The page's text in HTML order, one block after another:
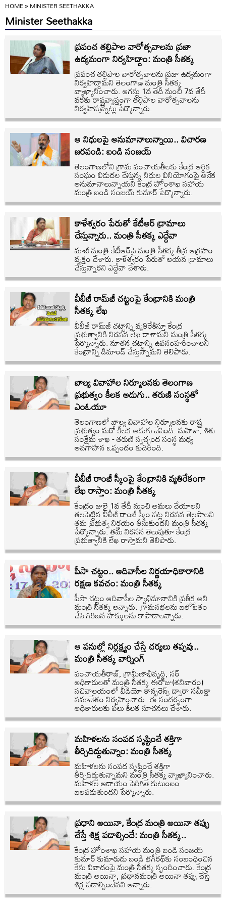
HOME»MINISTER SEETHAKKA
Minister Seethakka
ప్రపంచ తల్లిపాల వారోత్సవాలను ప్రజా
ఉద్యమంగా నిర్వహిద్దాం: మంత్రి సీతక్క
ప్రపంచ తల్లిపాల వారోత్సవాలను ప్రజా ఉద్యమంగా
నిర్వహిద్దామని తెలంగాణ మంత్రి సీతక్క
వ్యాఖ్యానించారు. ఆగస్టు 1వ తేదీ నుంచి 7వ తేదీ
వరకు రాష్ట్రవ్యాప్తంగా తల్లిపాల వారోత్సవాలను
నిర్వహిస్తున్నట్లు పేర్కొన్నారు.
ఆ నిధులపై అనుమానాలున్నాయి.. విచారణ
జరపండి: బండి సంజయ్
తెలంగాణలోని గ్రామ పంచాయతీలకు కేంద్ర ఆర్థిక
సంఘం విడుదల చేస్తున్న నిధుల వినియోగంపై అనేక
అనుమానాలున్నాయని కేంద్ర హోంశాఖ సహాయ
మంత్రి బండి సంజయ్ కుమార్ పేర్కొన్నారు.
కాళేశ్వరం పేరుతో కేటీఆర్ డ్రామాలు
చేస్తున్నారు.. మంత్రి సీతక్క ఎద్దేవా
మాజీ మంత్రి కేటీఆర్‌పై మంత్రి సీతక్క తీవ్ర ఆగ్రహం
వ్యక్తం చేశారు. కాళేశ్వరం పేరుతో ఆయన డ్రామాలు
చేస్తున్నారని ఎద్దేవా చేశారు.
వీబీజీ రామ్‌జీ చట్టంపై కేంద్రానికి మంత్రి
సీతక్క లేఖ
వీబీజీ రామ్‌జీ చ‌ట్టాన్ని వ్య‌తిరేకిస్తూ కేంద్ర
ప్రభుత్వానికి నిర‌స‌న లేఖ‌ రాశామని మంత్రి సీత‌క్క‌
పేర్కొన్నారు. నూత‌న చ‌ట్టాన్ని ఉప‌సంహ‌రించాల‌ని
కేంద్రాన్ని డిమాండ్ చేస్తున్నామని తెలిపారు.
బాల్య వివాహాల నిర్మూలనకు తెలంగాణ
ప్రభుత్వం కీలక అడుగు.. తరుణి సంస్థతో
ఎంఓయూ
తెలంగాణలో బాల్య వివాహాల నిర్మూలనకు రాష్ట్ర
ప్రభుత్వం మరో కీలక అడుగు వేసింది. మహిళా, శిశు
సంక్షేమ శాఖ - తరుణి స్వచ్ఛంద సంస్థ మధ్య
అవగాహన ఒప్పందం కుదిరింది.
వీబీజీ రాంజీ స్కీంపై కేంద్రానికి వ్యతిరేకంగా
లేఖ రాస్తాం: మంత్రి సీతక్క
కేంద్రం జులై 1వ తేదీ నుంచి అమ‌లు చేయాల‌ని
త‌ల‌పెట్టిన వీబీజీ రాంజీ స్కీం ప‌ట్ల నిర‌స‌న తెల‌పాల‌ని
తమ ప్రభుత్వ నిర్ణయం తీసుకుందని మంత్రి సీతక్క
పేర్కొన్నారు. త‌మ నిర‌స‌న తెలుపుతూ కేంద్ర
ప్రభుత్వానికి లేఖ రాస్తామని తెలిపారు.
పీసా చట్టం.. ఆదివాసీల నిర్ణయాధికారానికి
రక్షణ కవచం: మంత్రి సీతక్క
పీసా చట్టం ఆదివాసీల స్వాభిమానానికి ప్రతీక అని
మంత్రి సీతక్క అన్నారు. గ్రామసభలను బలోపేతం
చేసి గిరిజన హక్కులను కాపాడాలన్నారు.
ఆ పనుల్లో నిర్లక్ష్యం చేస్తే చర్యలు తప్పవు..
మంత్రి సీతక్క వార్నింగ్
పంచాయతీరాజ్, గ్రామీణాభివృద్ధి, సర్
అధికారులతో మంత్రి సీతక్క ఈరోజు(శనివారం)
సచివాలయంలో వీడియో కాన్ఫరెన్స్ ద్వారా సమీక్షా
సమావేశం నిర్వహించారు. ఈ సందర్భంగా
అధికారులకు పలు కీలక సూచనలు చేశారు.
మహిళలను సంపద సృష్టించే శక్తిగా
తీర్చిదిద్దుతున్నాం: మంత్రి సీతక్క
మహిళలను సంపద సృష్టించే శక్తిగా
తీర్చిదిద్దుతున్నామని మంత్రి సీతక్క వ్యాఖ్యానించారు.
మహిళల ఆదాయం పెరిగితే కుటుంబం
బలపడుతుందని పేర్కొన్నారు.
ప్రధాని అయినా, కేంద్ర మంత్రి అయినా తప్పు
చేస్తే శిక్ష పడాల్సిందే: మంత్రి సీతక్క..
కేంద్ర హోంశాఖ సహాయ మంత్రి బండి సంజయ్
కుమార్ కుమారుడు బండి భగీరథ్‌కు సంబంధించిన
కేసు వివాదంపై మంత్రి సీతక్క స్పందించారు. కేంద్ర
మంత్రి అయినా, ప్రధానమంత్రి అయినా తప్పు చేస్తే
శిక్ష పడాల్సిందేనని అన్నారు.